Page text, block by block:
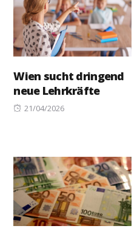
Wien sucht dringend
neue Lehrkräfte
Posted
21/04/2026